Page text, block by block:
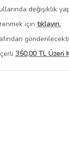
değişiklik
için tıklayın.
350,00 TL Üzeri
Görüntüle